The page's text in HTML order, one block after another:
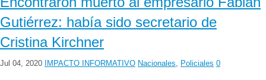
Gutiérrez: había sido secretario de
Cristina Kirchner
Jul 04, 2020 IMPACTO INFORMATIVO Nacionales, Policiales 0